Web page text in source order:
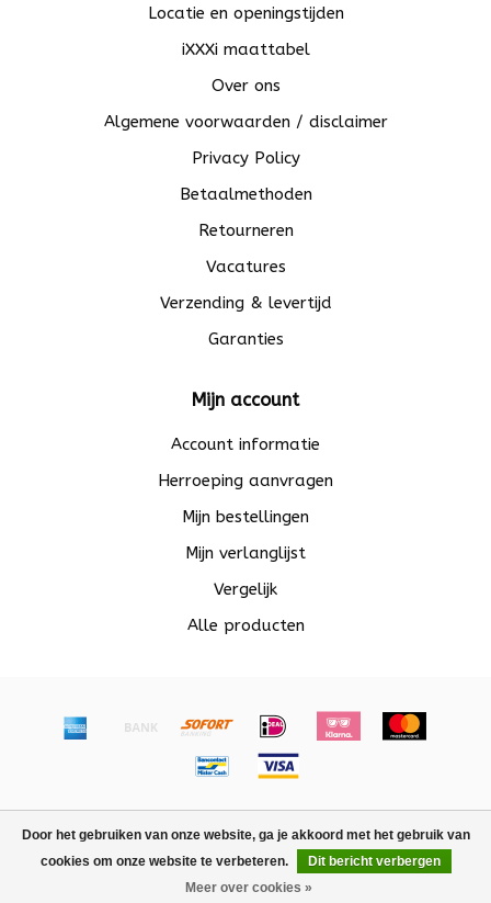
Door het gebruiken van onze website, ga je akkoord met het gebruik van
cookies om onze website te verbeteren.
Dit bericht verbergen
Meer over cookies »
Locatie en openingstijden
iXXXi maattabel
Over ons
Algemene voorwaarden / disclaimer
Privacy Policy
Betaalmethoden
Retourneren
Vacatures
Verzending & levertijd
Garanties
Mijn account
Account informatie
Herroeping aanvragen
Mijn bestellingen
Mijn verlanglijst
Vergelijk
Alle producten
Lightspeed design
Dyvelopment
FILTERS